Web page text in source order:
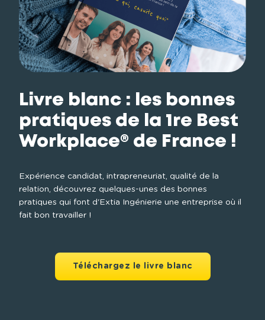
Livre blanc : les bonnes
pratiques de la 1re Best
Workplace® de France !
Expérience candidat, intrapreneuriat, qualité de la
relation, découvrez quelques-unes des bonnes
pratiques qui font d'Extia Ingénierie une entreprise où il
fait bon travailler !
Téléchargez le livre blanc